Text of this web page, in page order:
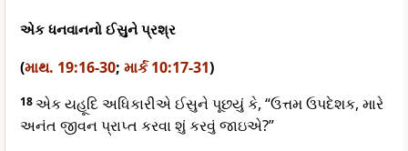
એક ધનવાનનો ઈસુને પ્રશ્ર
(માથ. 19:16-30; માર્ક 10:17-31)
18એક યહૂદિ અધિકારીએ ઈસુને પૂછયું કે, “ઉત્તમ ઉપદેશક, મારે
અનંત જીવન પ્રાપ્ત કરવા શું કરવું જાઇએ?”